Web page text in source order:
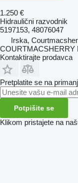
1.250 €
Hidraulični razvodnik
5197153, 48076047
Irska,
COURTMACSHERRY
Kontaktirajte prodavca
Pretplatite se na
Potpišite se
Klikom pristajete na